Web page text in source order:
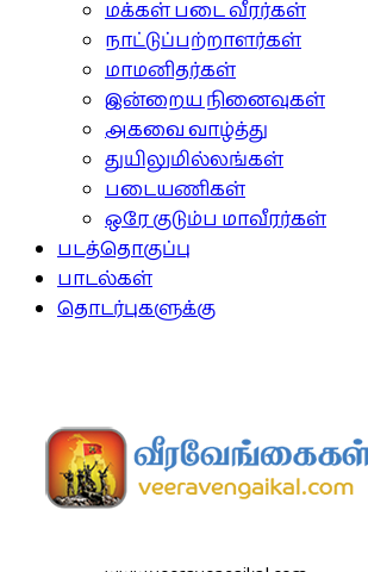
மக்கள் படை வீரர்கள்
நாட்டுப்பற்றாளர்கள்
மாமனிதர்கள்
இன்றைய நினைவுகள்
அகவை வாழ்த்து
துயிலுமில்லங்கள்
படையணிகள்
ஒரே குடும்ப மாவீரர்கள்
படத்தொகுப்பு
பாடல்கள்
தொடர்புகளுக்கு